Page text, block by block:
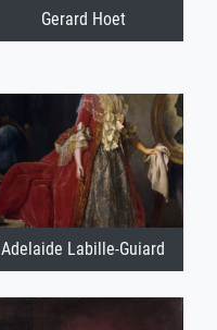
Gerard Hoet
Adelaide Labille-Guiard